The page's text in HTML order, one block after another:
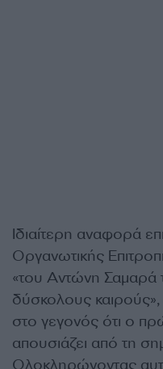
Ιδιαίτερη αναφορά
Οργανωτικής
«του Αντώνη Σαμαρά
δύσκολους
στο γεγονός ότι ο
απουσιάζει από τη
Ολοκληρώνοντας